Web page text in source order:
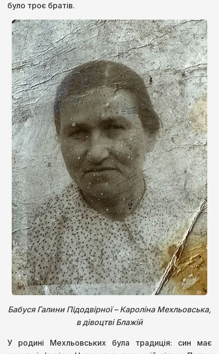
було троє братів.
Бабуся Галини Підодвірної – Кароліна Мехльовська,
в дівоцтві Блажій
У родині Мехльовських була традиція: син має